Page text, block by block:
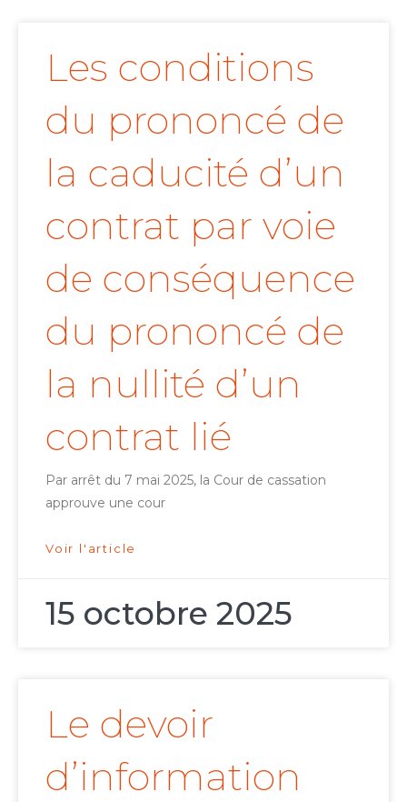
Les conditions
du prononcé de
la caducité d’un
contrat par voie
de conséquence
du prononcé de
la nullité d’un
contrat lié
Par arrêt du 7 mai 2025, la Cour de cassation
approuve une cour
Voir l'article
15 octobre 2025
Le devoir
d’information